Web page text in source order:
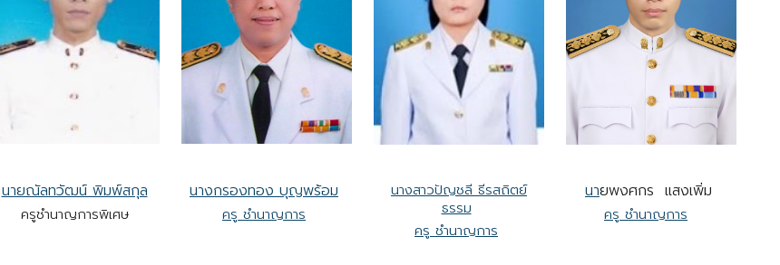
นายณัลทวัฒน์ พิมพ์สกุล
ครูชำนาญการพิเศษ
นางกรองทอง บุญพร้อม
ครู ชำนาญการ
นางสาวปัญชลี ธีรสถิตย์
ธรรม
ครู ชำนาญการ
นายพงศกร แสงเพิ่ม
ครู ชำนาญการ